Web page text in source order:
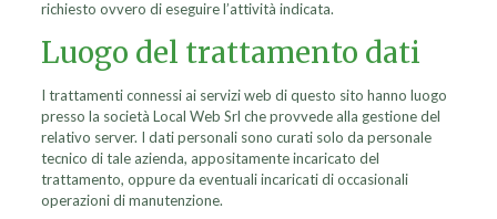
richiesto ovvero di eseguire l’attività indicata.
Luogo del trattamento dati
I trattamenti connessi ai servizi web di questo sito hanno luogo
presso la società Local Web Srl che provvede alla gestione del
relativo server. I dati personali sono curati solo da personale
tecnico di tale azienda, appositamente incaricato del
trattamento, oppure da eventuali incaricati di occasionali
operazioni di manutenzione.